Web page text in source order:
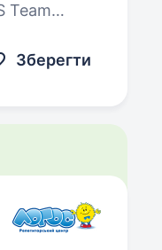
Team
Зберегти